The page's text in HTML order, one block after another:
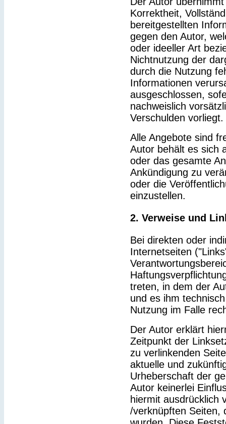
Korrektheit,
bereitgestellten
gegen den Autor,
oder ideeller Art
Nichtnutzung der
durch die Nutzung
Informationen
ausgeschlossen,
nachweislich
Verschulden vorliegt.
Alle Angebote sind
Autor behält es sich
oder das gesamte
Ankündigung zu
oder die
einzustellen.
2. Verweise und
Bei direkten oder
Internetseiten
treten, in dem der
und es ihm
Nutzung im Falle
Der Autor erklärt
Zeitpunkt der
zu verlinkenden
aktuelle und
Urheberschaft der
Autor keinerlei
hiermit ausdrücklich
/verknüpften Seiten,